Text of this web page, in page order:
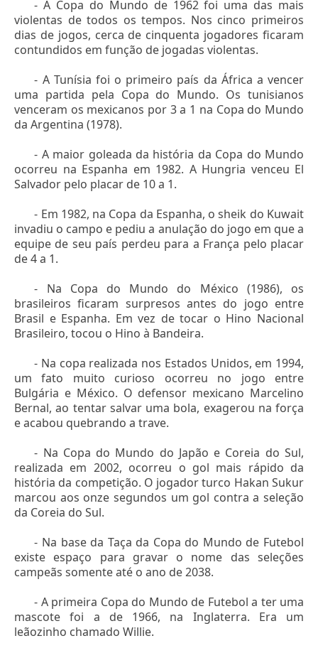
- A Copa do Mundo de 1962 foi uma das mais
violentas de todos os tempos. Nos cinco primeiros
dias de jogos, cerca de cinquenta jogadores ficaram
contundidos em função de jogadas violentas.
- A Tunísia foi o primeiro país da África a vencer
uma partida pela Copa do Mundo. Os tunisianos
venceram os mexicanos por 3 a 1 na Copa do Mundo
da Argentina (1978).
- A maior goleada da história da Copa do Mundo
ocorreu na Espanha em 1982. A Hungria venceu El
Salvador pelo placar de 10 a 1.
- Em 1982, na Copa da Espanha, o sheik do Kuwait
invadiu o campo e pediu a anulação do jogo em que a
equipe de seu país perdeu para a França pelo placar
de 4 a 1.
- Na Copa do Mundo do México (1986), os
brasileiros ficaram surpresos antes do jogo entre
Brasil e Espanha. Em vez de tocar o Hino Nacional
Brasileiro, tocou o Hino à Bandeira.
- Na copa realizada nos Estados Unidos, em 1994,
um fato muito curioso ocorreu no jogo entre
Bulgária e México. O defensor mexicano Marcelino
Bernal, ao tentar salvar uma bola, exagerou na força
e acabou quebrando a trave.
- Na Copa do Mundo do Japão e Coreia do Sul,
realizada em 2002, ocorreu o gol mais rápido da
história da competição. O jogador turco Hakan Sukur
marcou aos onze segundos um gol contra a seleção
da Coreia do Sul.
- Na base da Taça da Copa do Mundo de Futebol
existe espaço para gravar o nome das seleções
campeãs somente até o ano de 2038.
- A primeira Copa do Mundo de Futebol a ter uma
mascote foi a de 1966, na Inglaterra. Era um
leãozinho chamado Willie.